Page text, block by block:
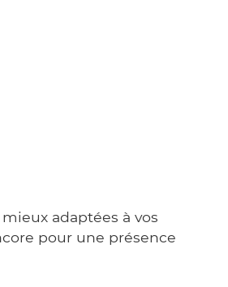
adaptées à vos
pour une présence